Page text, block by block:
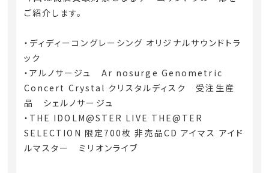
ご紹介します。
・ディディーコングレーシング オリジナルサウンドトラ
ック
・アルノサージュ Ar nosurge Genometric
Concert Crystal クリスタルディスク 受注生産
品 シェルノサージュ
・THE IDOLM@STER LIVE THE@TER
SELECTION 限定700枚 非売品CD アイマス アイド
ルマスター ミリオンライブ